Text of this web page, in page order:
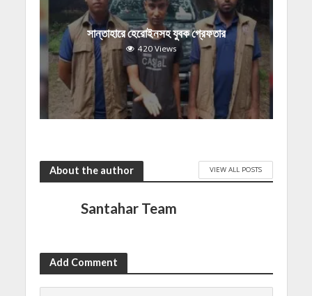
সান্তাহারে হেরোইনসহ যুবক গ্রেফতার
420 Views
About the author VIEW ALL POSTS
Santahar Team
Add Comment